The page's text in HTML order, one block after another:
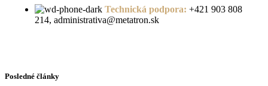
Technická podpora: +421 903 808
214, administrativa@metatron.sk
Posledné články